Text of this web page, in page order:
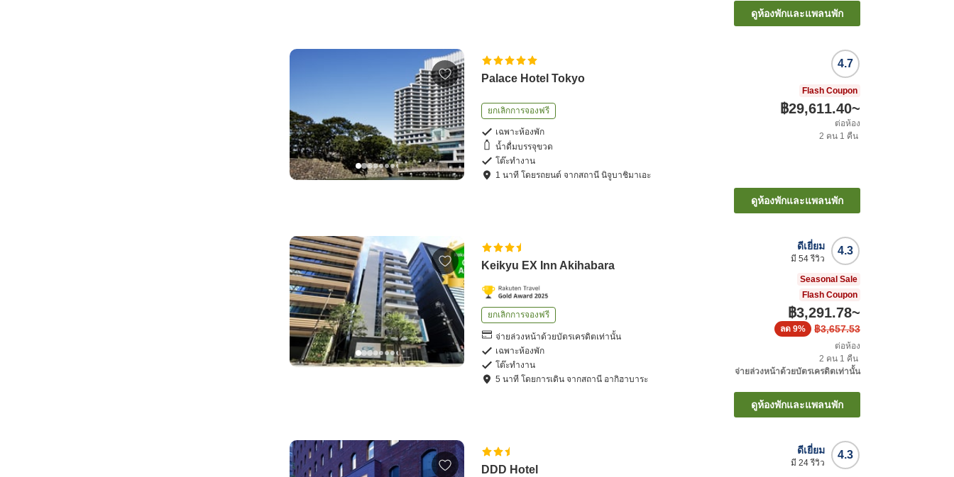
ดูห้องพักและแพลนพัก
Palace Hotel Tokyo
ยกเลิกการจองฟรี
เฉพาะห้องพัก
น้ำดื่มบรรจุขวด
โต๊ะทำงาน
1 นาที โดยรถยนต์ จากสถานี นิจูบาชิมาเอะ
4.7
Flash Coupon
฿29,611.40~
ต่อห้อง
2 คน 1 คืน
ดูห้องพักและแพลนพัก
Keikyu EX Inn Akihabara
ยกเลิกการจองฟรี
จ่ายล่วงหน้าด้วยบัตรเครดิตเท่านั้น
เฉพาะห้องพัก
โต๊ะทำงาน
5 นาที โดยการเดิน จากสถานี อากิฮาบาระ
4.3
ดีเยี่ยม
มี 54รีวิว
Seasonal Sale
Flash Coupon
฿3,291.78~
฿3,657.53
ลด 9%
ต่อห้อง
2 คน 1 คืน
จ่ายล่วงหน้าด้วยบัตรเครดิตเท่านั้น
ดูห้องพักและแพลนพัก
DDD Hotel
4.3
ดีเยี่ยม
มี 24รีวิว